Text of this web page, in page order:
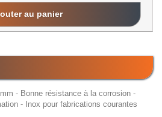
au panier
- Bonne résistance à la corrosion -
- Inox pour fabrications courantes